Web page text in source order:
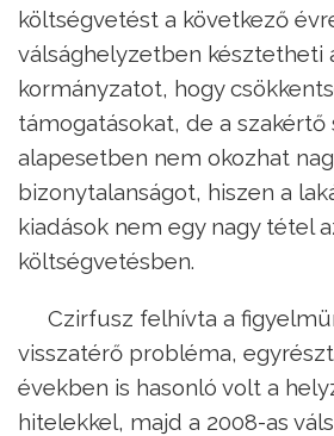
költségvetést a következő
válsághelyzetben késztetheti
kormányzatot, hogy
támogatásokat, de a szakértő
alapesetben nem okozhat
bizonytalanságot, hiszen a
kiadások nem egy nagy tétel
költségvetésben.
Czirfusz felhívta a
visszatérő probléma, egyrészt
években is hasonló volt a
hitelekkel, majd a 2008-as